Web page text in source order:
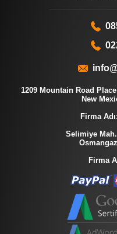
1209 Mountain Road
New
Firma
Selimiye
Firma